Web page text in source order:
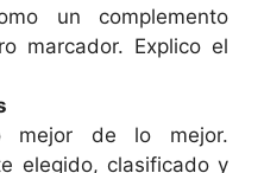
un complemento
marcador. Explico el
mejor de lo mejor.
elegido, clasificado y